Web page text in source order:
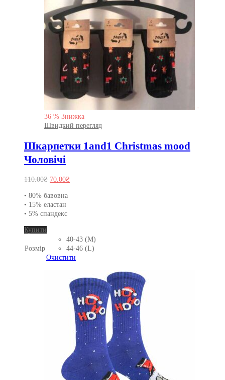
-
36 % Знижка
Швидкий перегляд
Шкарпетки 1and1 Christmas mood
Чоловічі
110.00₴ Оригінальна
110.00₴.
70.00₴Поточна
• 80% бавовна
• 15% еластан
• 5% спандекс
Купити
товар
кілька
вибрати
Розмір
40-43 (M)
44-46 (L)
Очистити